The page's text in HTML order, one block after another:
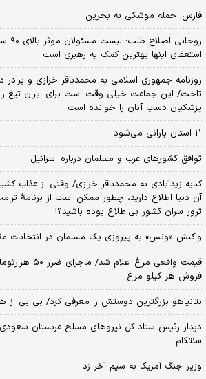
فارس: حمله موشکی به بحرین
استعفای اینها بهترین کمک به رهبری است
روزنامه جمهوری اسلامی به محمدباقر خرازی و برادر
تاخت/ این جماعت خیلی وقت است برای ایران تیغ را
پزشکیان دستِ آنان را خوانده است
۱۱ استان بارانی می‌شود
توافق کشورهای عرب و مسلمان درباره اسرائیل
کنایه زیدآبادی به محمدباقر خرازی/ وقتی از عذاب
آن دنیا اطلاع دارید، چطور ممکن است از برنامهٔ
ترور سران کشور بی‌اطلاع بوده باشید؟!
واکنش «ونس» به پیروزی یک مسلمان در انتخابات
قیمت واقعی مرغ
فروش هر کیلو مرغ
نتانیاهو بزرگترین دوستش را معرفی کرد/ بی بی از
دیدار رئیس ستاد کل نیروهای مسلح عربستان سعودی
سنتکام
وزیر جنگ آمریکا به سیم آخر زد